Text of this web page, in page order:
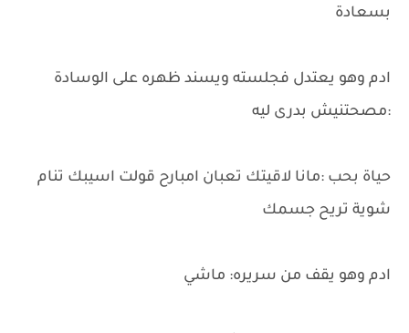
بسعادة
ادم وهو يعتدل فجلسته ويسند ظهره على الوسادة
:مصحتنيش بدرى ليه
حياة بحب :مانا لاقيتك تعبان امبارح قولت اسيبك تنام
شوية تريح جسمك
ادم وهو يقف من سريره: ماشي